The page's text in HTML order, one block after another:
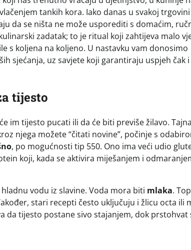
tankih kora. Iako danas u svakoj trgovini
da se ništa ne može usporediti s domaćim,
zadatak; to je ritual koji zahtijeva malo
s koljena na koljeno. U nastavku vam donosimo
sjećanja, uz savjete koji garantiraju uspjeh čak i
tijesto
im tijesto pucati ili da će biti previše žilavo. Tajna
njega možete “čitati novine”, počinje s
, po mogućnosti tip 550. Ono ima veći udio
koji, kada se aktivira miješanjem i
vodu iz slavine. Voda mora biti mlaka.
stari recepti često uključuju i žlicu octa ili
da tijesto postane sivo stajanjem, dok prstohvat